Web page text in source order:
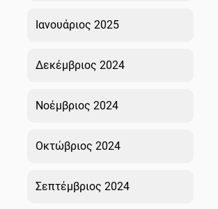
Ιανουάριος 2025
Δεκέμβριος 2024
Νοέμβριος 2024
Οκτώβριος 2024
Σεπτέμβριος 2024